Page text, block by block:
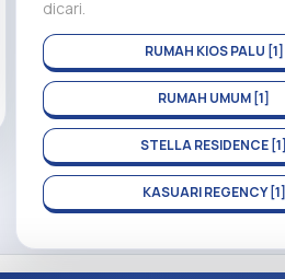
dicari.
RUMAH KIOS PALU [1]
RUMAH UMUM [1]
STELLA RESIDENCE [1]
KASUARI REGENCY [1]